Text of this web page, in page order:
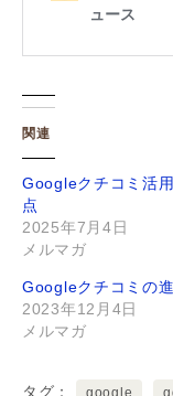
関連
Googleクチコミ活
点
2025年7月4日
メルマガ
Googleクチコミの
2023年12月4日
メルマガ
タグ google